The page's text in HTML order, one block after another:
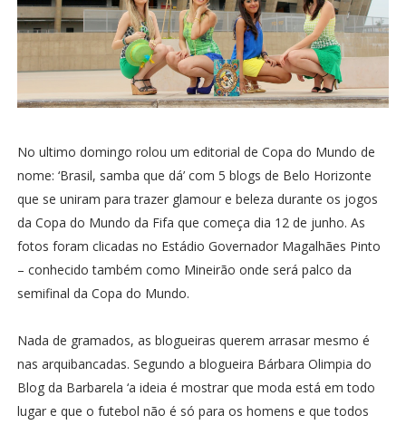
No ultimo domingo rolou um editorial de Copa do Mundo de
nome: ‘Brasil, samba que dá’ com 5 blogs de Belo Horizonte
que se uniram para trazer glamour e beleza durante os jogos
da Copa do Mundo da Fifa que começa dia 12 de junho. As
fotos foram clicadas no Estádio Governador Magalhães Pinto
– conhecido também como Mineirão onde será palco da
semifinal da Copa do Mundo.
Nada de gramados, as blogueiras querem arrasar mesmo é
nas arquibancadas. Segundo a blogueira Bárbara Olimpia do
Blog da Barbarela ‘a ideia é mostrar que moda está em todo
lugar e que o futebol não é só para os homens e que todos